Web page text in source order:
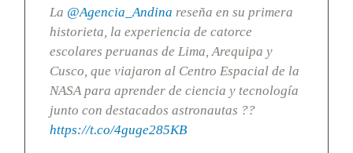
La @Agencia_Andina reseña en su primera
historieta, la experiencia de catorce
escolares peruanas de Lima, Arequipa y
Cusco, que viajaron al Centro Espacial de la
NASA para aprender de ciencia y tecnología
junto con destacados astronautas ??
https://t.co/4guge285KB